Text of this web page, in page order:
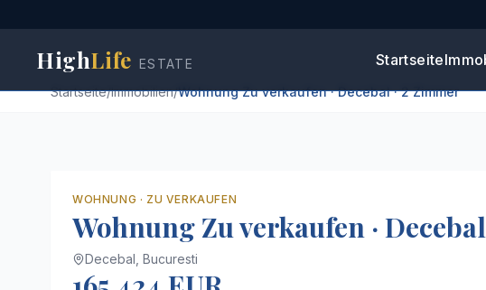
HighLife ESTATE Startseite
Startseite/Immobilien/Wohnung Zu verkaufen · Decebal · 2 Zimmer
WOHNUNG · ZU VERKAUFEN
Wohnung Zu verkaufen ·
Decebal, Bucuresti